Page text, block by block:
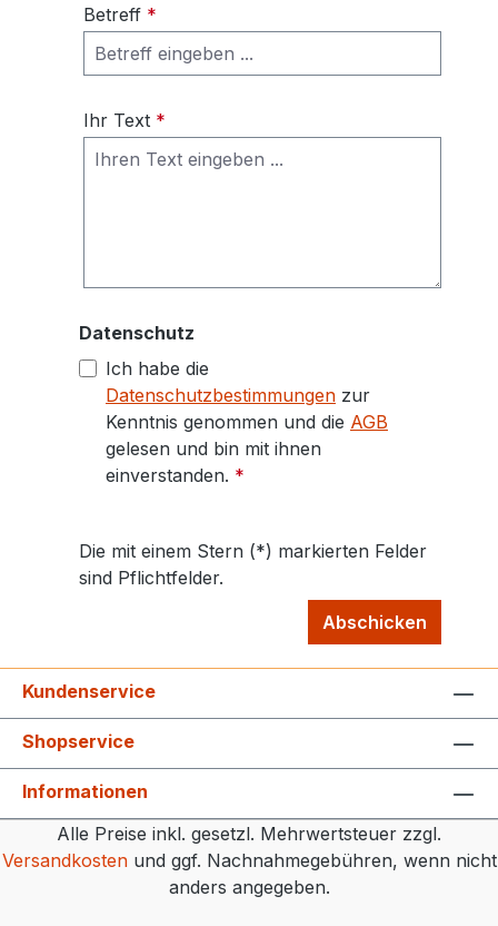
Betreff *
Ihr Text *
Datenschutz
Ich habe die
Datenschutzbestimmungen zur
Kenntnis genommen und die AGB
gelesen und bin mit ihnen
einverstanden. *
Die mit einem Stern (*) markierten Felder
sind Pflichtfelder.
Abschicken
Kundenservice
Shopservice
Informationen
Alle Preise inkl. gesetzl. Mehrwertsteuer zzgl.
Versandkostenund ggf. Nachnahmegebühren, wenn nicht
anders angegeben.